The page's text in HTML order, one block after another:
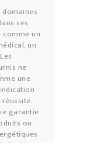
domaines
ses
un
un
ne
une
garantie
ou